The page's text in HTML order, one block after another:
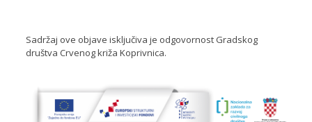
Sadržaj ove objave isključiva je odgovornost Gradskog
društva Crvenog križa Koprivnica.